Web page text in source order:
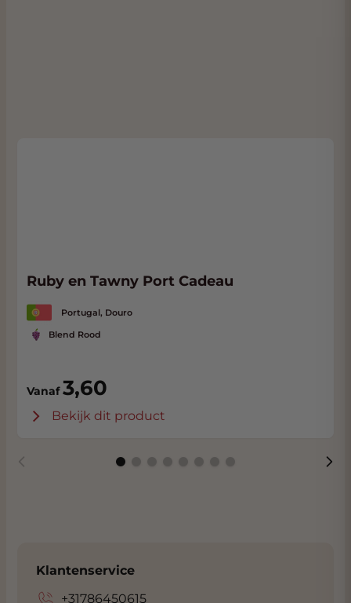
Ruby en Tawny Port Cadeau
Portugal, Douro
Blend Rood
Vanaf 3,60
Bekijk dit product
Klantenservice
+31786450615